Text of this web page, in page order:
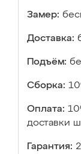
Замер:
Доставка:
Подъём:
Сборка:
Оплата:
доставки
Гарантия: